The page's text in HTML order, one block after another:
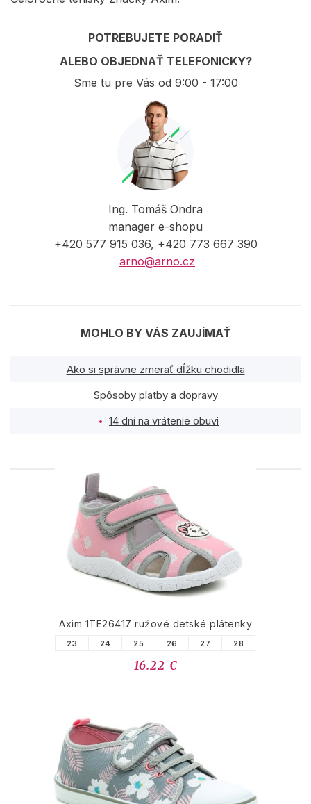
POTREBUJETE PORADIŤ
ALEBO OBJEDNAŤ TELEFONICKY?
Sme tu pre Vás od 9:00 - 17:00
Ing. Tomáš Ondra
manager e-shopu
+420 577 915 036, +420 773 667 390
arno@arno.cz
MOHLO BY VÁS ZAUJÍMAŤ
Ako si správne zmerať dĺžku chodidla
Spôsoby platby a dopravy
14 dní na vrátenie obuvi
PODOBNÉ PRODUKTY
Axim 1TE26417 ružové detské plátenky
23 24 25 26 27 28
16.22 €